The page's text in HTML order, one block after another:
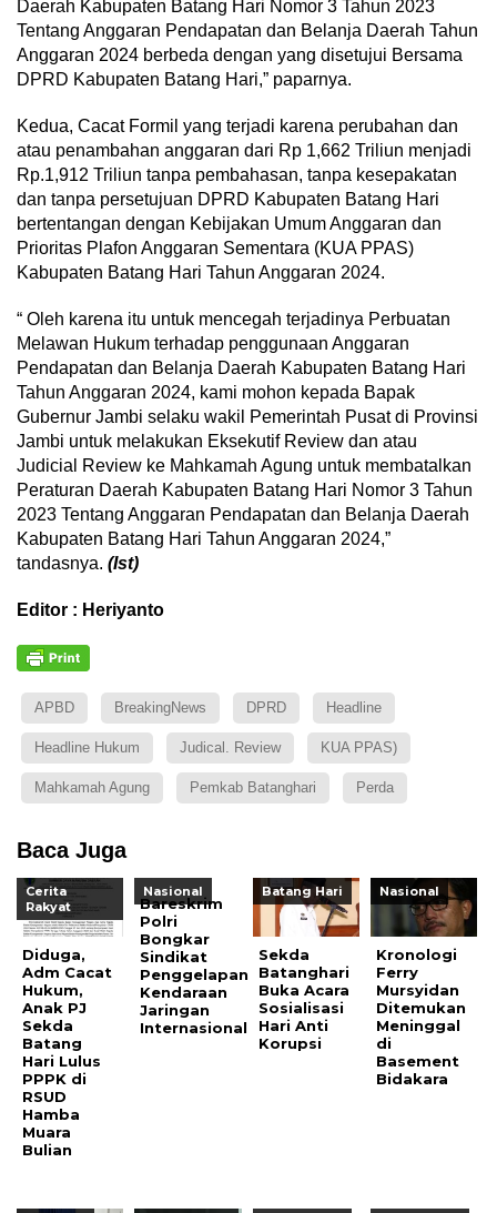
Daerah Kabupaten Batang Hari Nomor 3 Tahun 2023
Tentang Anggaran Pendapatan dan Belanja Daerah Tahun
Anggaran 2024 berbeda dengan yang disetujui Bersama
DPRD Kabupaten Batang Hari,” paparnya.
Kedua, Cacat Formil yang terjadi karena perubahan dan
atau penambahan anggaran dari Rp 1,662 Triliun menjadi
Rp.1,912 Triliun tanpa pembahasan, tanpa kesepakatan
dan tanpa persetujuan DPRD Kabupaten Batang Hari
bertentangan dengan Kebijakan Umum Anggaran dan
Prioritas Plafon Anggaran Sementara (KUA PPAS)
Kabupaten Batang Hari Tahun Anggaran 2024.
“ Oleh karena itu untuk mencegah terjadinya Perbuatan
Melawan Hukum terhadap penggunaan Anggaran
Pendapatan dan Belanja Daerah Kabupaten Batang Hari
Tahun Anggaran 2024, kami mohon kepada Bapak
Gubernur Jambi selaku wakil Pemerintah Pusat di Provinsi
Jambi untuk melakukan Eksekutif Review dan atau
Judicial Review ke Mahkamah Agung untuk membatalkan
Peraturan Daerah Kabupaten Batang Hari Nomor 3 Tahun
2023 Tentang Anggaran Pendapatan dan Belanja Daerah
Kabupaten Batang Hari Tahun Anggaran 2024,”
tandasnya. (Ist)
Editor : Heriyanto
APBD BreakingNews DPRD Headline
Headline Hukum Judical. Review KUA PPAS)
Mahkamah Agung Pemkab Batanghari Perda
Baca Juga
Cerita
Rakyat
Diduga,
Adm Cacat
Hukum,
Anak PJ
Sekda
Batang
Hari Lulus
PPPK di
RSUD
Hamba
Muara
Bulian
Nasional
Bareskrim
Polri
Bongkar
Sindikat
Penggelapan
Kendaraan
Jaringan
Internasional
Batang Hari
Sekda
Batanghari
Buka Acara
Sosialisasi
Hari Anti
Korupsi
Nasional
Kronologi
Ferry
Mursyidan
Ditemukan
Meninggal
di
Basement
Bidakara